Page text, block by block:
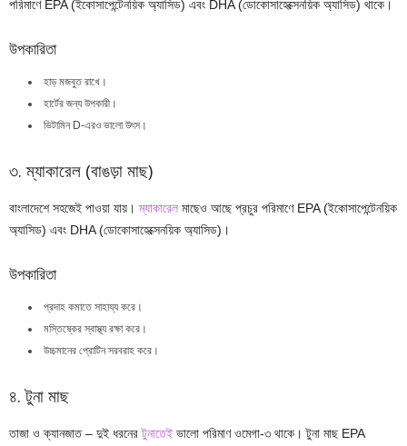
পরিমাণে EPA (ইকোসাপেন্টেনয়িক অ্যাসিড) এবং DHA (ডোকোসাহেক্সেনয়িক অ্যাসিড) থাকে।
উপকারিতা
হাড় মজবুত রাখে।
হার্টের জন্য উপকারী।
ভিটামিন D-এরও ভালো উৎস।
৩. ম্যাকারেল (বাঙড়া মাছ)
বাংলাদেশে সহজেই পাওয়া যায়।ম্যাকারেল মাছেও আছে প্রচুর পরিমাণে EPA (ইকোসাপেন্টেনয়িক
অ্যাসিড) এবং DHA (ডোকোসাহেক্সেনয়িক অ্যাসিড)।
উপকারিতা
প্রদাহ কমাতে সাহায্য করে।
মস্তিষ্কের স্বাস্থ্য রক্ষা করে।
উচ্চমানের প্রোটিন সরবরাহ করে।
৪. টুনা মাছ
তাজা ও ক্যানজাত – দুই ধরনেরটুনাতেই ভালো পরিমাণ ওমেগা-৩ থাকে। টুনা মাছ EPA